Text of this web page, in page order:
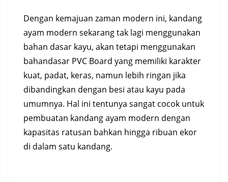
Dengan kemajuan zaman modern ini, kandang
ayam modern sekarang tak lagi menggunakan
bahan dasar kayu, akan tetapi menggunakan
bahandasar PVC Board yang memiliki karakter
kuat, padat, keras, namun lebih ringan jika
dibandingkan dengan besi atau kayu pada
umumnya. Hal ini tentunya sangat cocok untuk
pembuatan kandang ayam modern dengan
kapasitas ratusan bahkan hingga ribuan ekor
di dalam satu kandang.